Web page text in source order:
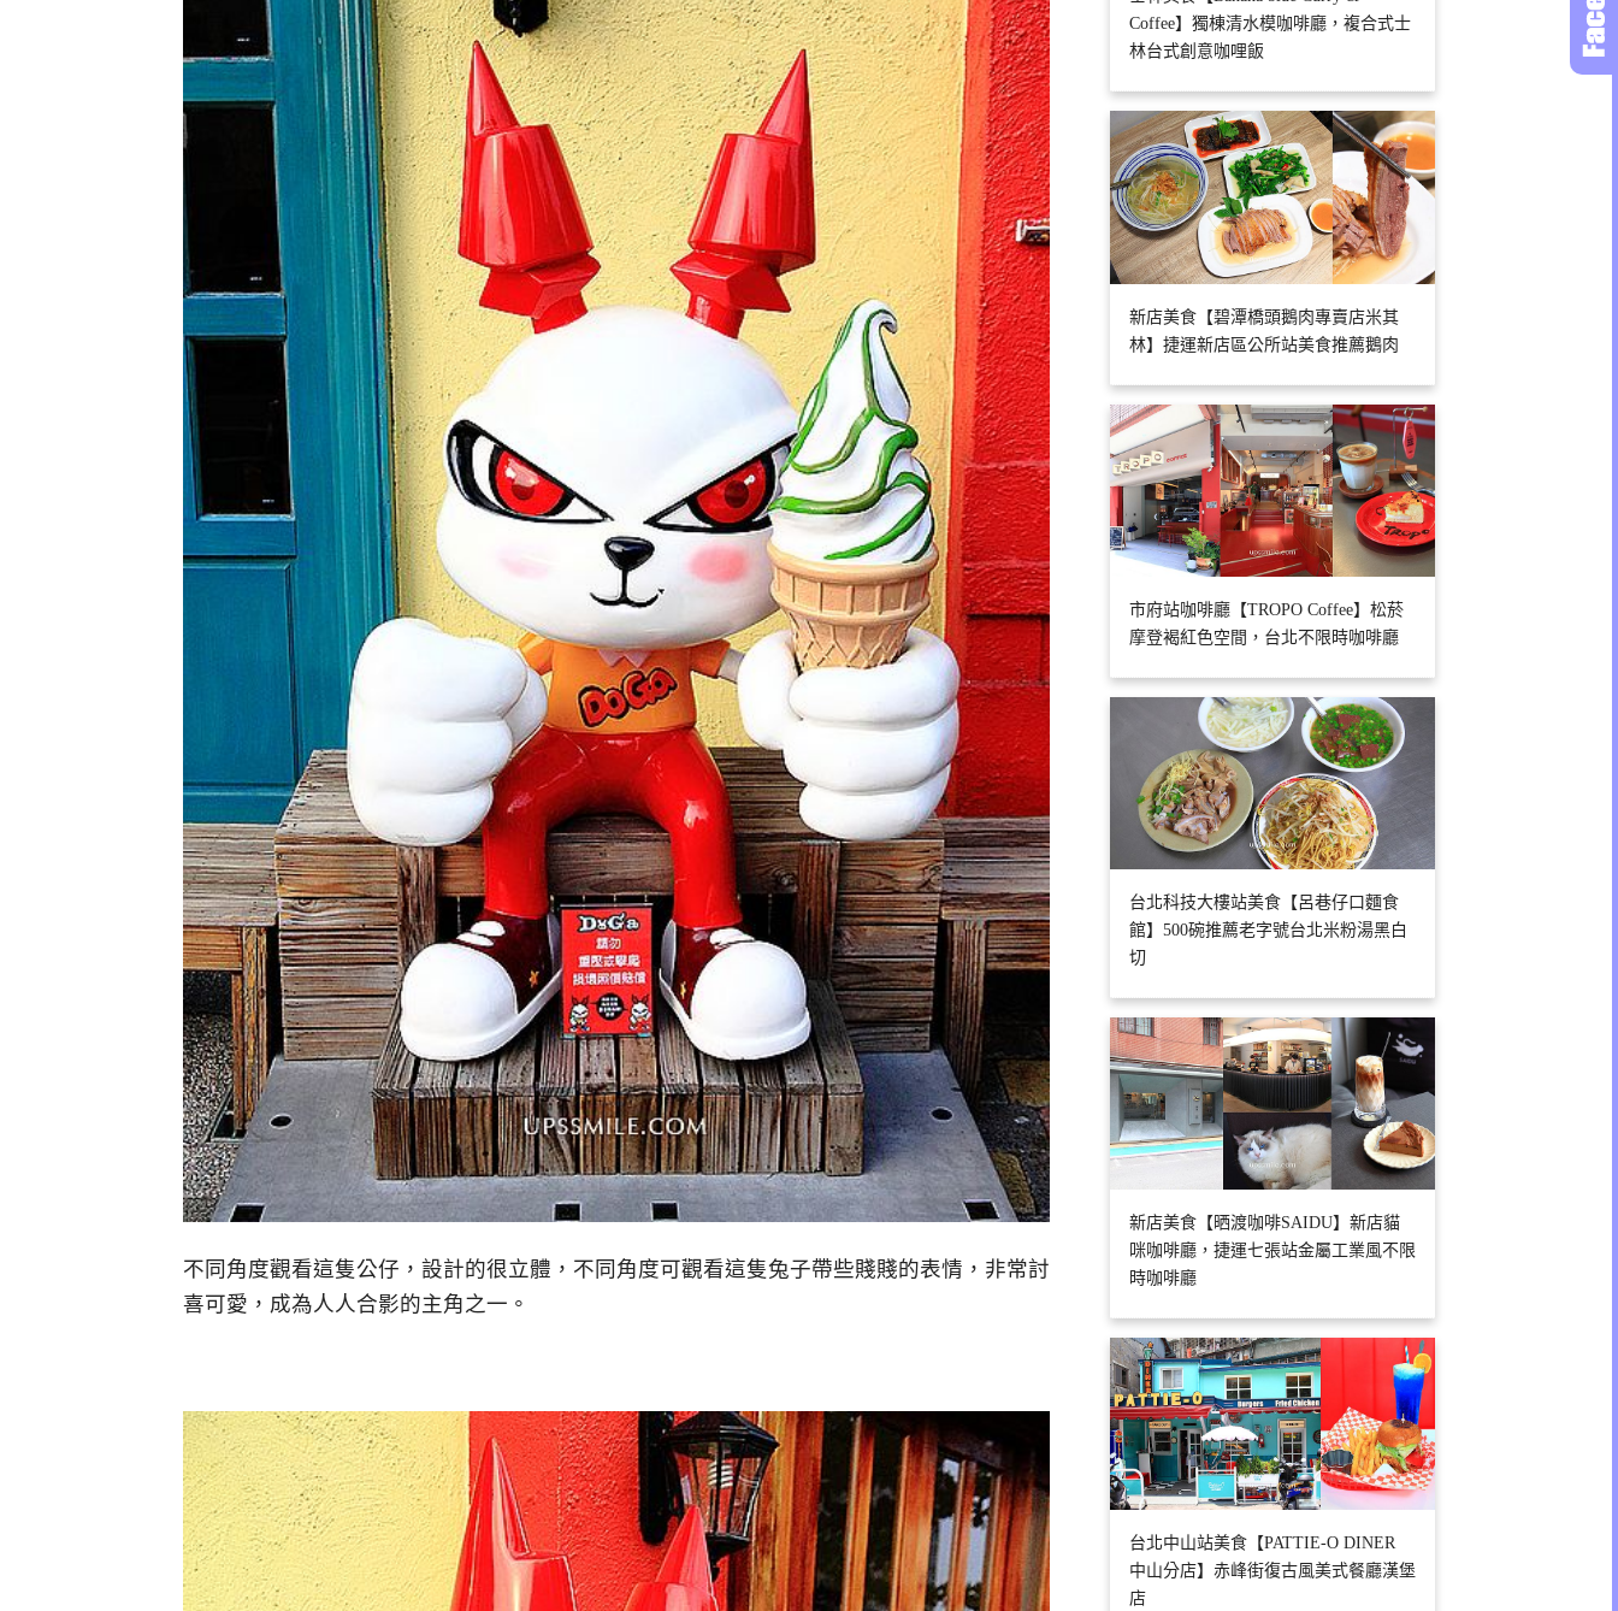
不同角度觀看這隻公仔，設計的很立體，不同角度可觀看這隻兔子帶些賤賤的表情，非常討
喜可愛，成為人人合影的主角之一。
Coffee】獨棟清水模咖啡廳，複合式士
林台式創意咖哩飯
新店美食【碧潭橋頭鵝肉專賣店米其
林】捷運新店區公所站美食推薦鵝肉
市府站咖啡廳【TROPO Coffee】松菸
摩登褐紅色空間，台北不限時咖啡廳
台北科技大樓站美食【呂巷仔口麵食
館】500碗推薦老字號台北米粉湯黑白
切
新店美食【晒渡咖啡SAIDU】新店貓
咪咖啡廳，捷運七張站金屬工業風不限
時咖啡廳
台北中山站美食【PATTIE-O DINER
中山分店】赤峰街復古風美式餐廳漢堡
店